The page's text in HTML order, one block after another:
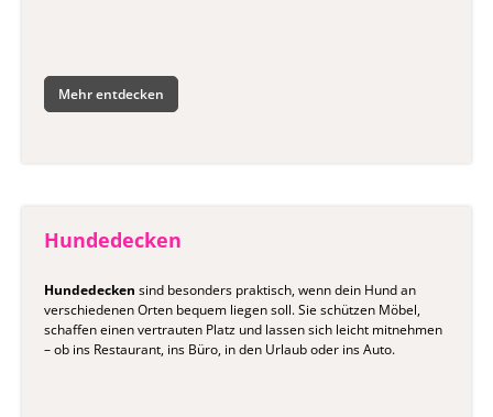
Mehr entdecken
Hundedecken
Hundedecken sind besonders praktisch, wenn dein Hund an
verschiedenen Orten bequem liegen soll. Sie schützen Möbel,
schaffen einen vertrauten Platz und lassen sich leicht mitnehmen
– ob ins Restaurant, ins Büro, in den Urlaub oder ins Auto.